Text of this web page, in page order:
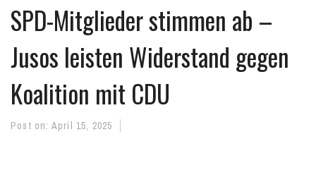
SPD-Mitglieder stimmen ab –
Jusos leisten Widerstand gegen
Koalition mit CDU
Post on: April 15, 2025